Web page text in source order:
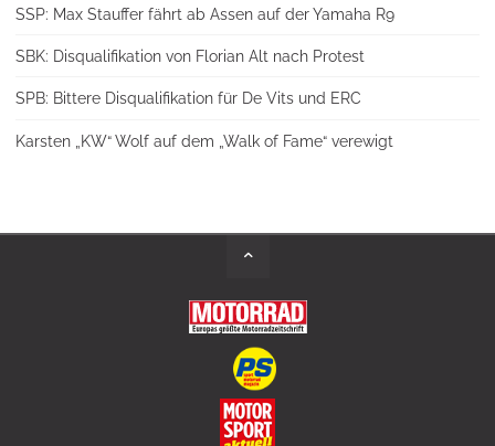
SSP: Max Stauffer fährt ab Assen auf der Yamaha R9
SBK: Disqualifikation von Florian Alt nach Protest
SPB: Bittere Disqualifikation für De Vits und ERC
Karsten „KW“ Wolf auf dem „Walk of Fame“ verewigt
Back